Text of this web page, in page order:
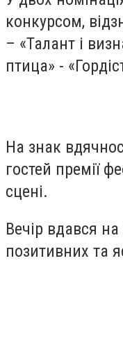
конкурсом,
– «Талант і
птица» -
На знак
гостей премії
сцені.
Вечір вдався на
позитивних та